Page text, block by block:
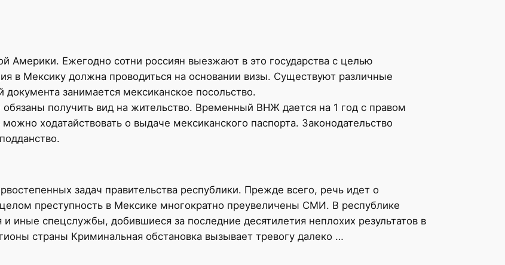
Америки. Ежегодно сотни россиян выезжают в это государства с целью
в Мексику должна проводиться на основании визы. Существуют различные
занимается мексиканское посольство.
получить вид на жительство. Временный ВНЖ дается на 1 год с правом
ходатайствовать о выдаче мексиканского паспорта. Законодательство
задач правительства республики. Прежде всего, речь идет о
преступность в Мексике многократно преувеличены СМИ. В республике
иные спецслужбы, добившиеся за последние десятилетия неплохих результатов в
страны Криминальная обстановка вызывает тревогу далеко …